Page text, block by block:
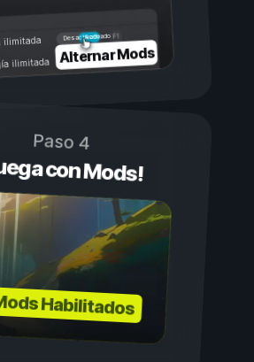
Activado
Desactivado
ilimitada
ilimitada Alternar Mods
Paso 4
con Mods!
Habilitados